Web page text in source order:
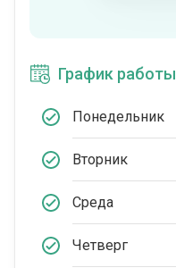
График работы
Понедельник
Вторник
Среда
Четверг